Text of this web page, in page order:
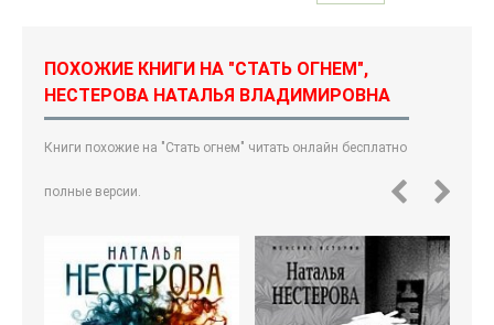
ПОХОЖИЕ КНИГИ НА "СТАТЬ ОГНЕМ",
НЕСТЕРОВА НАТАЛЬЯ ВЛАДИМИРОВНА
Книги похожие на "Стать огнем" читать онлайн бесплатно
полные версии.